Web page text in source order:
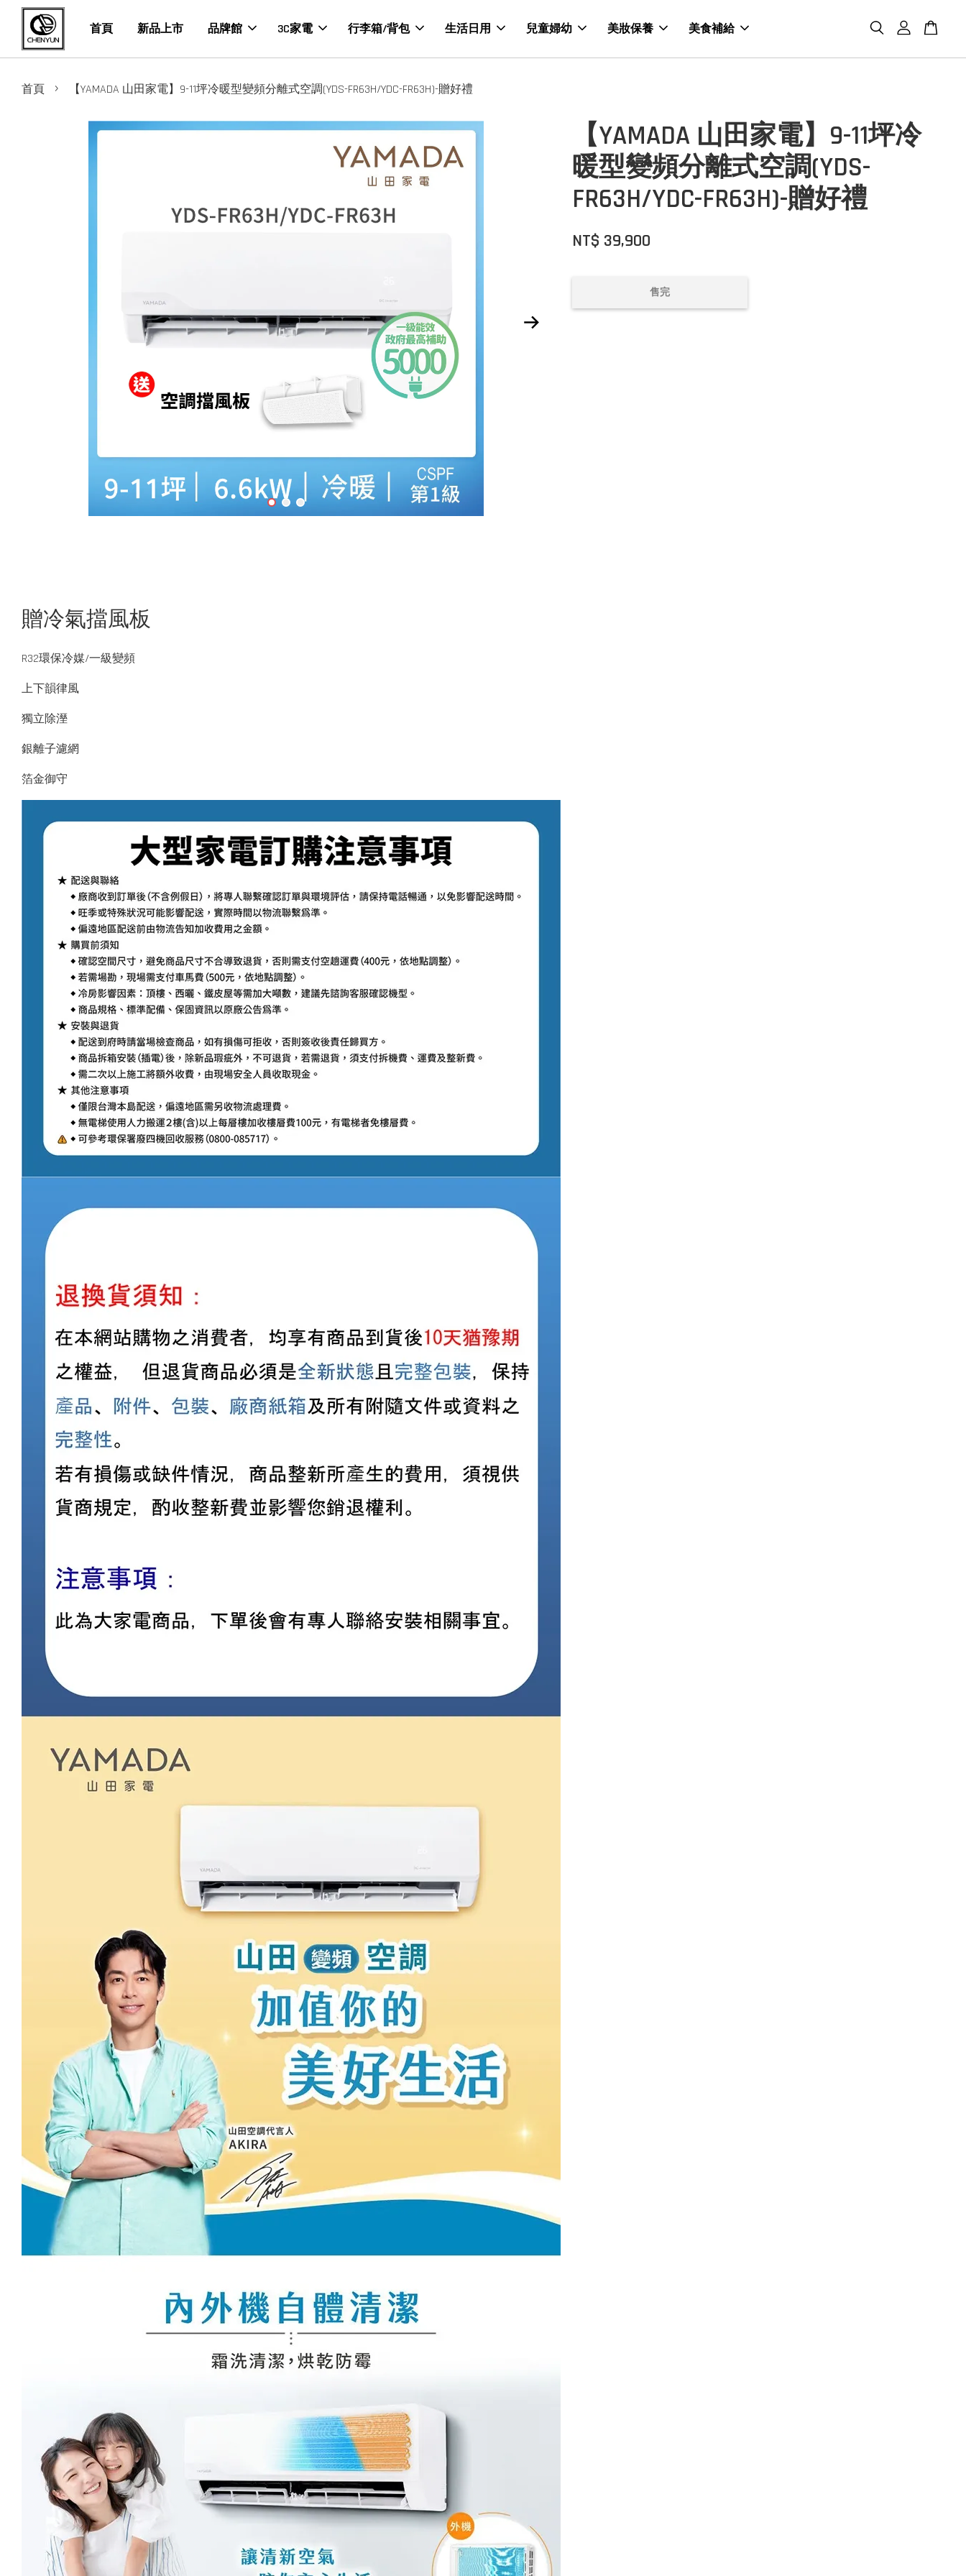
首頁 新品上市 品牌館 3C家電 行李箱/背包 生活日用 兒童婦幼 美妝保養 美食補給
首頁 › 【YAMADA 山田家電】9-11坪冷暖型變頻分離式空調(YDS-FR63H/YDC-FR63H)-贈好禮
【YAMADA 山田家電】9-11坪冷
暖型變頻分離式空調(YDS-
FR63H/YDC-FR63H)-贈好禮
NT$ 39,900
售完
贈冷氣擋風板
R32環保冷媒/一級變頻
上下韻律風
獨立除溼
銀離子濾網
箔金御守